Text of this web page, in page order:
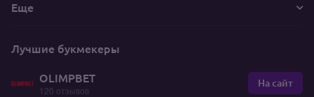
Еще
Лучшие букмекеры
OLIMPBET
120 отзывов
На сайт